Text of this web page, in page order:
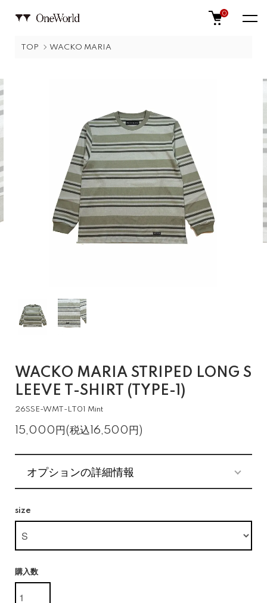
0
TOP WACKO MARIA
WACKO MARIA STRIPED LONG S
LEEVE T-SHIRT (TYPE-1)
26SSE-WMT-LT01 Mint
15,000円(税込16,500円)
オプションの詳細情報
size
購入数